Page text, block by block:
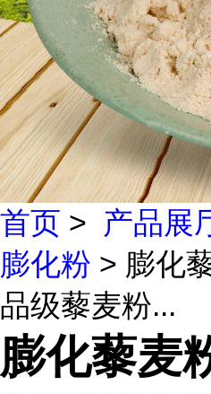
首页 > 产品展
膨化粉 > 膨化
品级藜麦粉...
膨化藜麦